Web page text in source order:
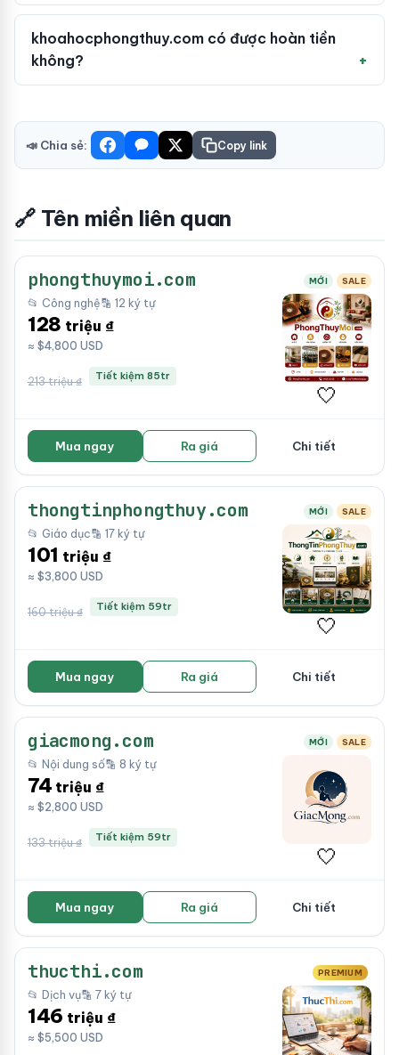
khoahocphongthuy.com có được hoàn tiền
không?
📣 Chia sẻ: Copy link
🔗 Tên miền liên quan
phongthuymoi.com MỚI SALE
📂 Công nghệ🔡 12 ký tự
128 triệu ₫
≈ $4,800 USD
213 triệu ₫ Tiết kiệm 85tr
🤍
Mua ngay Ra giá Chi tiết
thongtinphongthuy.com MỚI SALE
📂 Giáo dục🔡 17 ký tự
101 triệu ₫
≈ $3,800 USD
160 triệu ₫ Tiết kiệm 59tr
🤍
Mua ngay Ra giá Chi tiết
giacmong.com MỚI SALE
📂 Nội dung số🔡 8 ký tự
74 triệu ₫
≈ $2,800 USD
133 triệu ₫ Tiết kiệm 59tr
🤍
Mua ngay Ra giá Chi tiết
thucthi.com PREMIUM
📂 Dịch vụ🔡 7 ký tự
146 triệu ₫
≈ $5,500 USD